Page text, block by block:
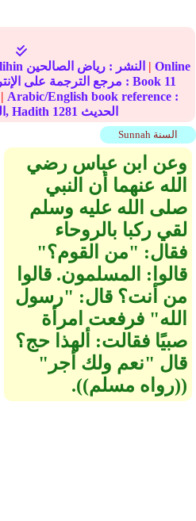
النشر : رياض الصالحين | Online
translation reference مرجع الترجمة على الإنترنت : Book 11
| Arabic/English book reference :
الكتاب, Hadith 1281 الحديث
Sunnah السنة
وعن ابن عباس رضي
الله عنهما أن النبي
صلى الله عليه وسلم
لقي ركبا بالروحاء
فقال‏:‏ ‏"‏من القوم‏؟‏‏"‏
قالوا‏:‏ المسلمون‏.‏ قالوا
من أنت‏؟‏ قال‏:‏ ‏"‏رسول
الله‏"‏ فرفعت امرأة
صبيًا فقالت‏:‏ ألهذا حج‏؟‏
قال ‏"‏نعم ولك أجر‏"‏
‏(‏‏(‏رواه مسلم‏)‏‏)‏‏.‏